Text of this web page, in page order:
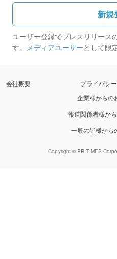
新規
ユーザー登録でプレスリリース
す。 メディアユーザーとして限
会社概要 プライバシ
企業様からの
報道関係者様か
一般の皆様から
Copyright © PR TIMES